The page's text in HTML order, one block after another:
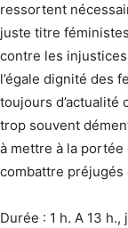
ressortent
juste titre
contre les
l’égale dignité des
toujours d’actualité
trop souvent
à mettre à la
combattre
Durée : 1 h. A 13